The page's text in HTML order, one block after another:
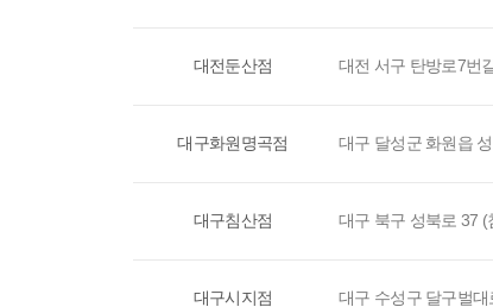
대전둔산점 대전 서구 탄방로7번
대구화원명곡점 대구 달성군 화원읍
대구침산점 대구 북구 성북로 37 (
대구시지점 대구 수성구 달구벌